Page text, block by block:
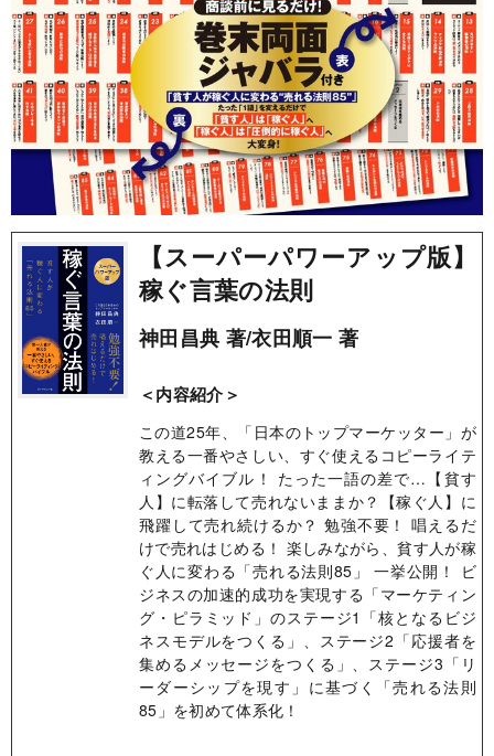
【スーパーパワーアップ版】
稼ぐ言葉の法則
神田昌典 著/衣田順一 著
＜内容紹介＞
この道25年、「日本のトップマーケッター」が
教える一番やさしい、すぐ使えるコピーライテ
ィングバイブル！ たった一語の差で…【貧す
人】に転落して売れないままか？【稼ぐ人】に
飛躍して売れ続けるか？ 勉強不要！ 唱えるだ
けで売れはじめる！ 楽しみながら、貧す人が稼
ぐ人に変わる「売れる法則85」 一挙公開！ ビ
ジネスの加速的成功を実現する「マーケティン
グ・ピラミッド」のステージ1「核となるビジ
ネスモデルをつくる」、ステージ2「応援者を
集めるメッセージをつくる」、ステージ3「リ
ーダーシップを現す」に基づく「売れる法則
85」を初めて体系化！